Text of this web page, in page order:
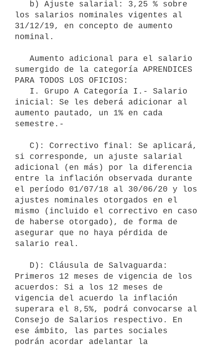
los salarios nominales vigentes al
31/12/19, en concepto de aumento
nominal.
sumergido de la categoría APRENDICES
PARA TODOS LOS OFICIOS:
inicial: Se les deberá adicionar al
aumento pautado, un 1% en cada
semestre.-
si corresponde, un ajuste salarial
adicional (en más) por la diferencia
entre la inflación observada durante
el período 01/07/18 al 30/06/20 y los
ajustes nominales otorgados en el
mismo (incluido el correctivo en caso
de haberse otorgado), de forma de
asegurar que no haya pérdida de
salario real.
Primeros 12 meses de vigencia de los
acuerdos: Si a los 12 meses de
vigencia del acuerdo la inflación
superara el 8,5%, podrá convocarse al
Consejo de Salarios respectivo. En
ese ámbito, las partes sociales
podrán acordar adelantar la